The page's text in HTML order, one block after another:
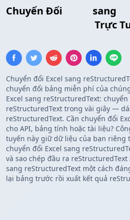
Chuyển Đổi sang
Trực
Chuyển đổi Excel sang
chuyển đổi bảng miễn phí của
Excel sang reStructuredText: chuyển
reStructuredText trong vài giây —
reStructuredText. Cần chuyển đổi
cho API, bảng tính hoặc tài liệu?
tuyến này giữ dữ liệu của bạn
chuyển đổi Excel sang
và sao chép đầu ra
sang reStructuredText một cách
lại bảng trước rồi xuất kết quả